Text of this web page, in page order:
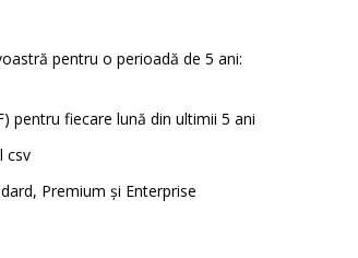
pentru o perioadă de 5 ani:
pentru fiecare lună din ultimii 5 ani
csv
Premium și Enterprise